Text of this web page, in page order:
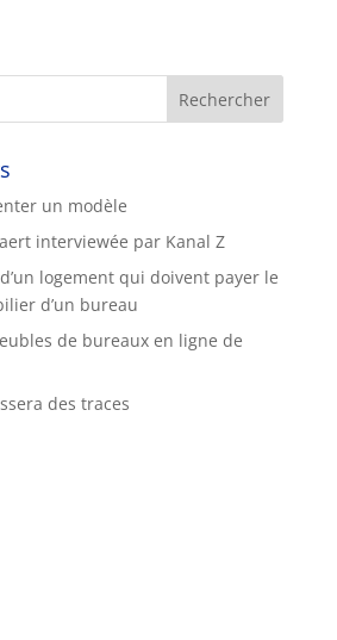
un modèle
interviewée par Kanal Z
logement qui doivent payer le
d’un bureau
de bureaux en ligne de
des traces